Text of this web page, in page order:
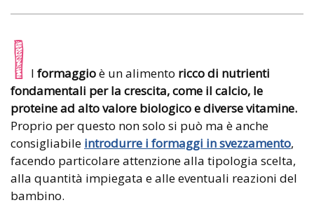
I l formaggioè un alimento ricco di nutrienti
fondamentali per la crescita, come il calcio, le
proteine ad alto valore biologico e diverse vitamine.
Proprio per questo non solo si può ma è anche
consigliabile introdurre i formaggi in svezzamento,
facendo particolare attenzione alla tipologia scelta,
alla quantità impiegata e alle eventuali reazioni del
bambino.